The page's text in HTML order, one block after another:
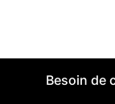
Besoin de